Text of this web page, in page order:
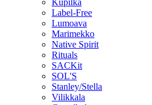
Kupilka
Label-Free
Lumoava
Marimekko
Native Spirit
Rituals
SACKit
SOL'S
Stanley/Stella
Vilikkala